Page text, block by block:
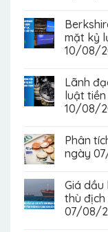
mặt kỷ
10/08/
Lãnh
luật
10/08/
Phân
ngày
Giá dầu
thù địch
07/08/